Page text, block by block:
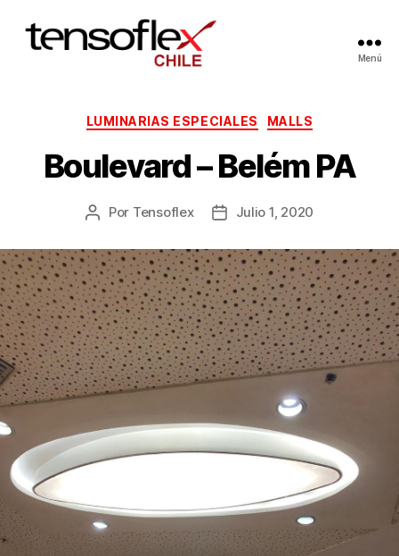
Menú
LUMINARIAS ESPECIALES MALLS
Boulevard – Belém PA
Por Tensoflex Julio 1, 2020